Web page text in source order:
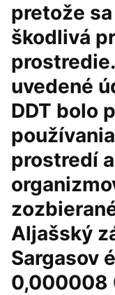
pretože
škodlivá
uvedené
DDT bolo
prostredí
Aljašský
Sargasov
0,000008